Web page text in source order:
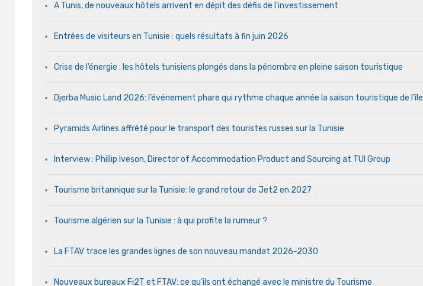
A Tunis, de nouveaux hôtels arrivent en dépit des défis de l’investissement
Entrées de visiteurs en Tunisie : quels résultats à fin juin 2026
Crise de l’énergie : les hôtels tunisiens plongés dans la pénombre en pleine saison touristique
Djerba Music Land 2026: l’événement phare qui rythme chaque année la saison touristique de l’île
Pyramids Airlines affrété pour le transport des touristes russes sur la Tunisie
Interview : Phillip Iveson, Director of Accommodation Product and Sourcing at TUI Group
Tourisme britannique sur la Tunisie: le grand retour de Jet2 en 2027
Tourisme algérien sur la Tunisie : à qui profite la rumeur ?
La FTAV trace les grandes lignes de son nouveau mandat 2026-2030
Nouveaux bureaux Fi2T et FTAV: ce qu’ils ont échangé avec le ministre du Tourisme